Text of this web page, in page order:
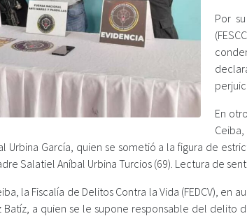
Por
En
Urbina García, quien se sometió a la figura de
Salatiel Aníbal Urbina Turcios (69). Lectura de
la Fiscalía de Delitos Contra la Vida (FEDCV),
Batíz, a quien se le supone responsable del delito